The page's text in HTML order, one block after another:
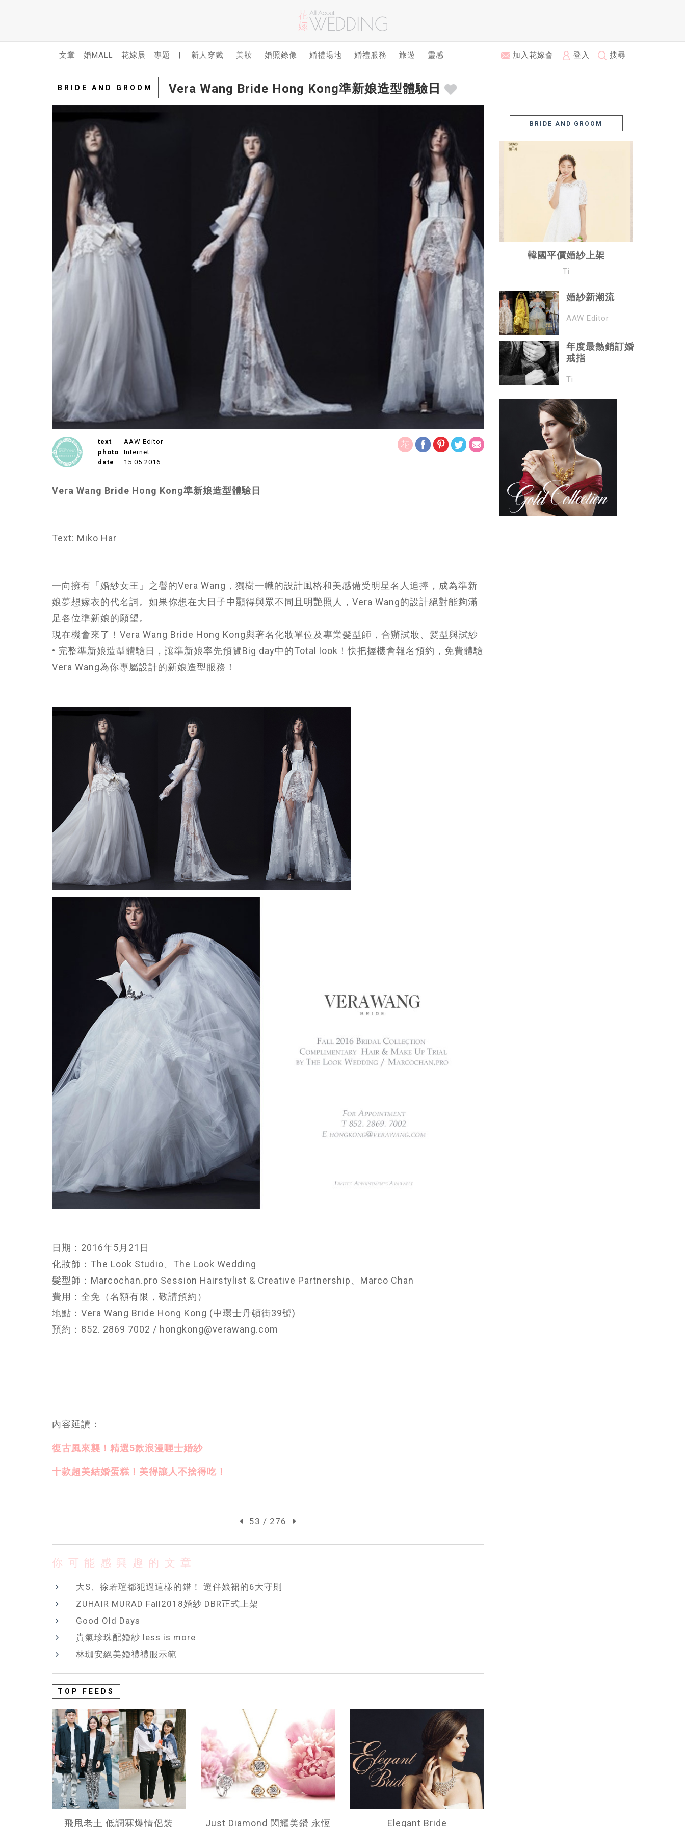
文章 婚MALL 花嫁展 專題 | 新人穿戴 美妝 婚照錄像 婚禮場地 婚禮服務 旅遊 靈感 加入花嫁會 登入 搜尋
BRIDE AND GROOM Vera Wang Bride Hong Kong準新娘造型體驗日
text
AAW Editor
photo
Internet
date
15.05.2016
Vera Wang Bride Hong Kong準新娘造型體驗日
Text: Miko Har
一向擁有「婚紗女王」之譽的Vera Wang，獨樹一幟的設計風格和美感備受明星名人追捧，成為準新
娘夢想嫁衣的代名詞。如果你想在大日子中顯得與眾不同且明艷照人，Vera Wang的設計絕對能夠滿
足各位準新娘的願望。
現在機會來了！Vera Wang Bride Hong Kong與著名化妝單位及專業髮型師，合辦試妝、髪型與試紗
• 完整準新娘造型體驗日，讓準新娘率先預覽Big day中的Total look！快把握機會報名預約，免費體驗
Vera Wang為你專屬設計的新娘造型服務！
日期：2016年5月21日
化妝師：The Look Studio、The Look Wedding
髮型師：Marcochan.pro Session Hairstylist & Creative Partnership、Marco Chan
費用：全免（名額有限，敬請預約）
地點：Vera Wang Bride Hong Kong (中環士丹頓街39號)
預約：852. 2869 7002 / hongkong@verawang.com
內容延讀：
復古風來襲！精選5款浪漫喱士婚紗
十款超美結婚蛋糕！美得讓人不捨得吃！
53 / 276
你可能感興趣的文章
大S、徐若瑄都犯過這樣的錯！ 選伴娘裙的6大守則
ZUHAIR MURAD Fall2018婚紗 DBR正式上架
Good Old Days
貴氣珍珠配婚紗 less is more
林珈安絕美婚禮禮服示範
TOP FEEDS
飛甩老土 低調冧爆情侶裝 Just Diamond 閃耀美鑽 永恆 Elegant Bride
BRIDE AND GROOM
韓國平價婚紗上架
Ti
婚紗新潮流
AAW Editor
年度最熱銷訂婚
戒指
Ti